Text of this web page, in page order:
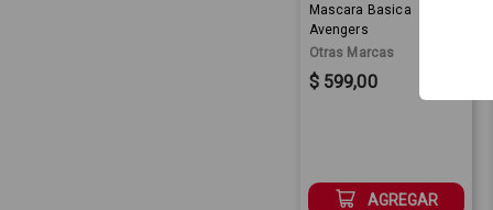
Mascara Basica
Avengers
Otras Marcas
Sale Price:
$ 599,00
AGREGAR